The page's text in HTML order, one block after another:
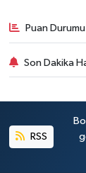
Puan
Son Dakika
RSS